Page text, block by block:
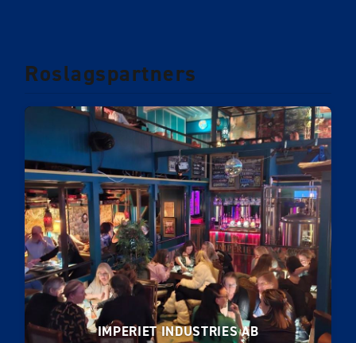
Roslagspartners
IMPERIET INDUSTRIES AB